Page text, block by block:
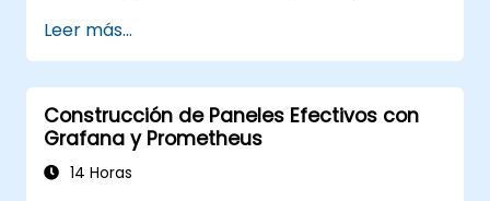
Configurar Grafana para visualizar
métricas de servicios en la nube.
Aprovechar herramientas e
integraciones nativas de la nube para
garantizar la escalabilidad de la
supervisión.
Leer más...
Construcción de Paneles Efectivos con
Grafana y Prometheus
14 Horas